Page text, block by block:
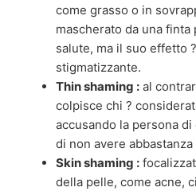
come grasso o in
mascherato da una
salute, ma il suo effetto
stigmatizzante.
Thin shaming : al
colpisce chi ?
accusando la persona
di non avere
Skin shaming :
della pelle, come acne,